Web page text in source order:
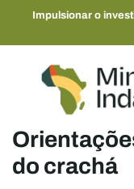
Impulsionar o
do crachá